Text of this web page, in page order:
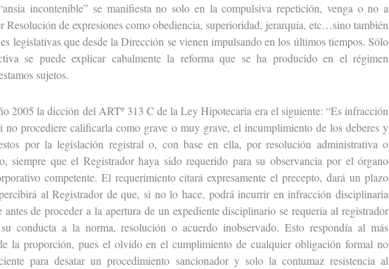
incontenible” se manifiesta no solo en la compulsiva repetición, venga o no a
Resolución de expresiones como obediencia, superioridad, jerarquía, etc…sino también
legislativas que desde la Dirección se vienen impulsando en los últimos tiempos. Sólo
se puede explicar cabalmente la reforma que se ha producido en el régimen
sujetos.
la dicción del ARTº 313 C de la Ley Hipotecaria era el siguiente: “Es infracción
no procediere calificarla como grave o muy grave, el incumplimiento de los deberes y
por la legislación registral o, con base en ella, por resolución administrativa o
siempre que el Registrador haya sido requerido para su observancia por el órgano
competente. El requerimiento citará expresamente el precepto, dará un plazo
al Registrador de que, si no lo hace, podrá incurrir en infracción disciplinaria
antes de proceder a la apertura de un expediente disciplinario se requería al registrador
conducta a la norma, resolución o acuerdo inobservado. Esto respondía al más
la proporción, pues el olvido en el cumplimiento de cualquier obligación formal no
para desatar un procedimiento sancionador y solo la contumaz resistencia al